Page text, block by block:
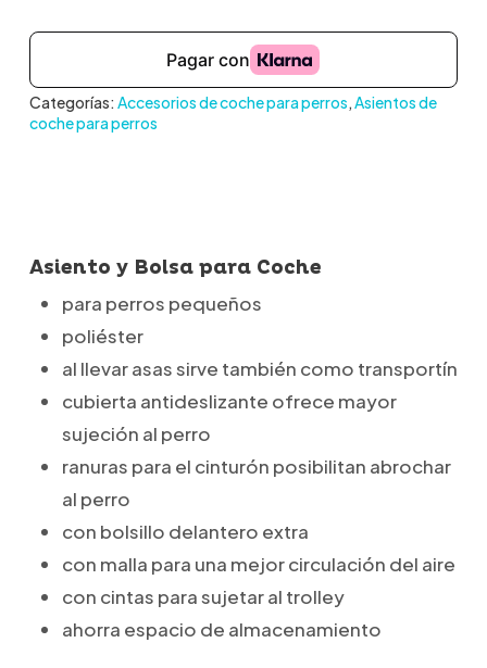
Categorías: Accesorios de coche para perros,Asientos de
coche para perros
Asiento y Bolsa para Coche
para perros pequeños
poliéster
al llevar asas sirve también como transportín
cubierta antideslizante ofrece mayor
sujeción al perro
ranuras para el cinturón posibilitan abrochar
al perro
con bolsillo delantero extra
con malla para una mejor circulación del aire
con cintas para sujetar al trolley
ahorra espacio de almacenamiento